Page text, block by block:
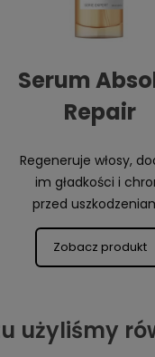
Serum
Repair
Regeneruje włosy,
im gładkości i
przed
Zobacz produkt
użyliśmy